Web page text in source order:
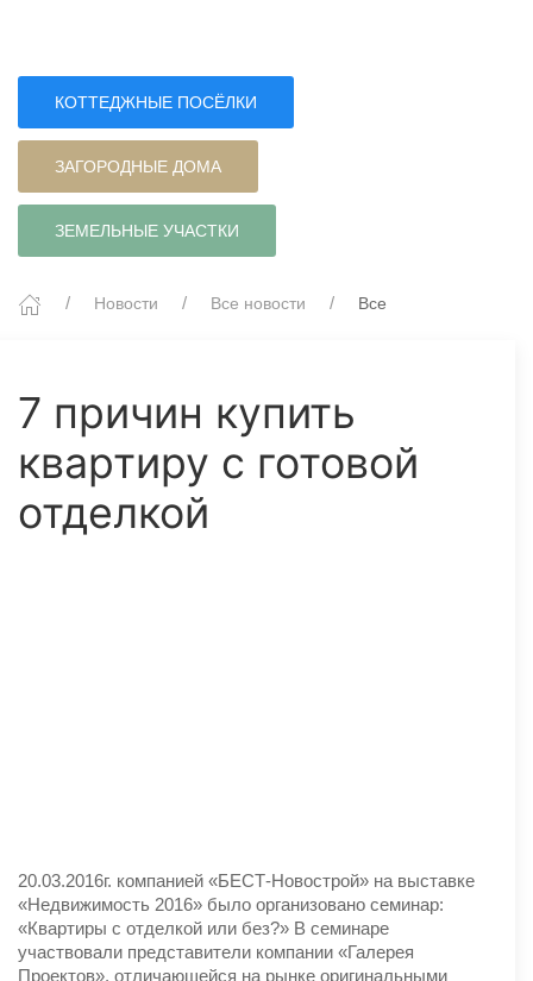
КОТТЕДЖНЫЕ ПОСЁЛКИ
ЗАГОРОДНЫЕ ДОМА
ЗЕМЕЛЬНЫЕ УЧАСТКИ
Новости Все новости Все
7 причин купить
квартиру с готовой
отделкой
20.03.2016г. компанией «БЕСТ-Новострой» на выставке
«Недвижимость 2016» было организовано семинар:
«Квартиры с отделкой или без?» В семинаре
участвовали представители компании «Галерея
Проектов», отличающейся на рынке оригинальными